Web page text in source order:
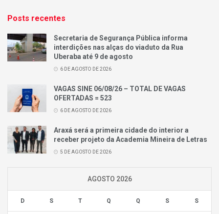
Posts recentes
Secretaria de Segurança Pública informa
interdições nas alças do viaduto da Rua
Uberaba até 9 de agosto
6 DE AGOSTO DE 2026
VAGAS SINE 06/08/26 – TOTAL DE VAGAS
OFERTADAS = 523
6 DE AGOSTO DE 2026
Araxá será a primeira cidade do interior a
receber projeto da Academia Mineira de Letras
5 DE AGOSTO DE 2026
AGOSTO 2026
D S T Q Q S S